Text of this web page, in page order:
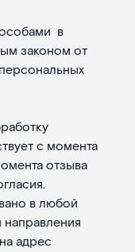
в
законом от
с момента
отзыва
в любой
адрес